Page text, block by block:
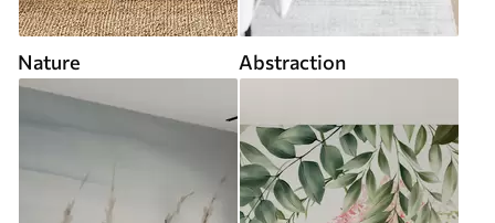
Nature Abstraction